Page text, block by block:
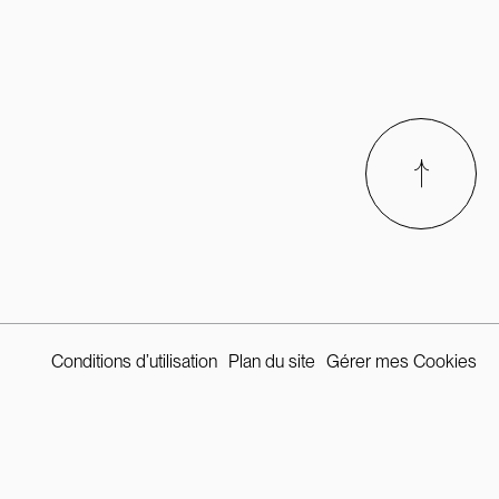
Conditions d’utilisation Plan du site Gérer mes Cookies